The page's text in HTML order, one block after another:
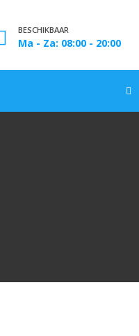
BESCHIKBAAR
Ma - Za: 08:00 - 20:00